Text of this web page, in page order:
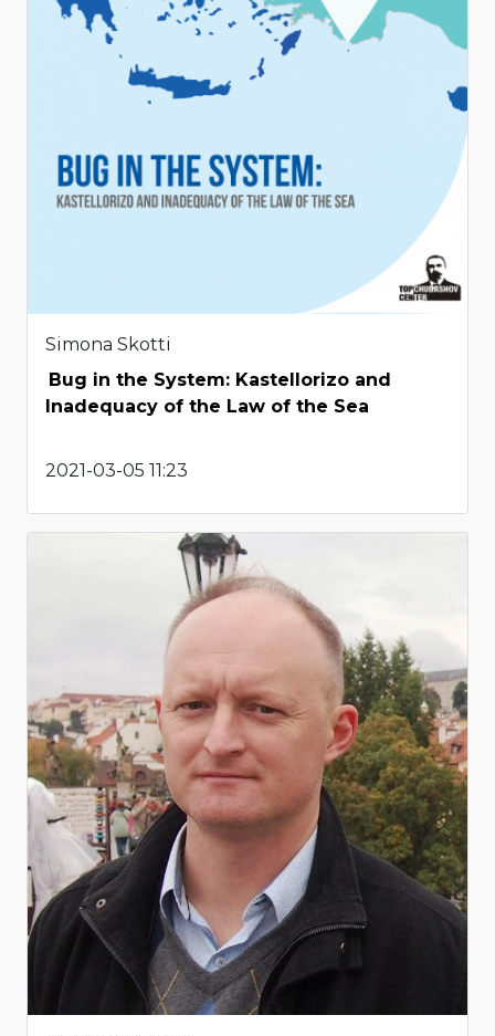
Simona Skotti
Bug in the System: Kastellorizo and
Inadequacy of the Law of the Sea
2021-03-05 11:23